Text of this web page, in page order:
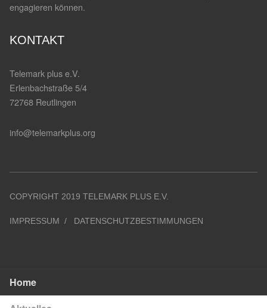
engagieren können.
KONTAKT
Telemark plus e.V.
Erlenbachstraße 5/4
72768 Reutlingen
info@telemarkplus.org
COPYRIGHT 2019 TELEMARK PLUS E.V.
IMPRESSUM DATENSCHUTZBESTIMMUNGEN
Home